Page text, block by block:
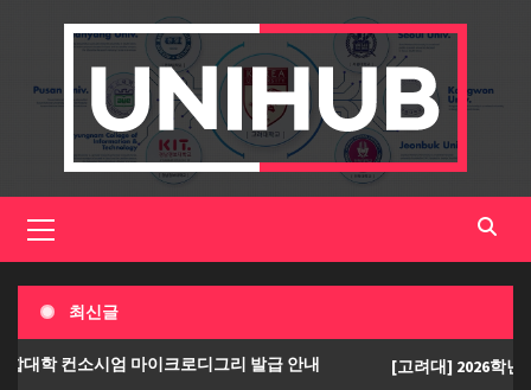
Menu
최신글
컨소시엄 마이크로디그리 발급 안내 [고려대] 2026학년도